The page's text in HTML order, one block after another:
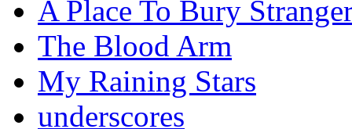
A Place To Bury
The Blood Arm
My Raining Stars
underscores